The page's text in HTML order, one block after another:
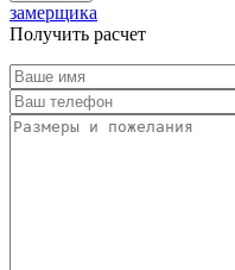
замерщика
Получить расчет